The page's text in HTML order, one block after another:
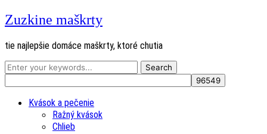
Zuzkine maškrty
tie najlepšie domáce maškrty, ktoré chutia
Kvások a pečenie
Ražný kvások
Chlieb